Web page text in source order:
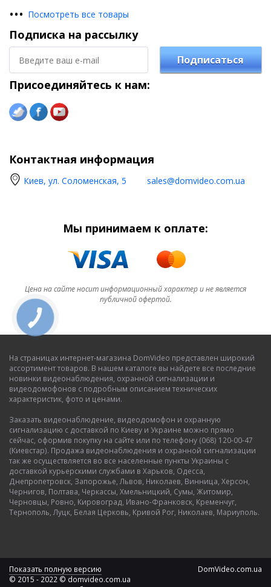
••• Посмотреть все товары
Подписка на рассылку
Подписаться
Присоединяйтесь к нам:
Контактная информация
Киев, ул. Соломенская, 5 sales@domvideo.com.ua
Мы принимаем к оплате:
Цена на сайте носит информационный характер и не является
публичной офертой.
На страницах интернет-магазина DomVideo представлен широкий
ассортимент товаров. В нашем каталоге вы найдете все последние
новинки видеонаблюдения, охранной сигнализации и
видеодомофонов с подробным описанием технических
характеристик, фото и ценами.
Заказать видеонаблюдение, видеодомофон и охранную
сигнализацию с доставкой по Киеву и Украине можно прямо
сейчас, оформив покупку на сайте или по телефону (068) 120-00-47
(Киевстар). Продажа видеонаблюдения и охранной сигнализации
так же осуществляется во все населенные пункты Украины с
доставкой курьерскими службами в Харьков, Одесса,
Днепропетровск, Запорожье, Львов, Николаев, Винница, Херсон,
Чернигов, Полтава, Черкассы, Хмельницкий, Сумы, Житомир,
Черновцы, Ровно, Кировоград, Ивано-Франковск, Кременчуг,
Тернополь, Луцк, Белая Церковь, Кривой Рог, Николаев, Мариуполь.
Показать полную версию
© 2015 - 2022 © domvideo.com.ua
DomVideo.com.ua